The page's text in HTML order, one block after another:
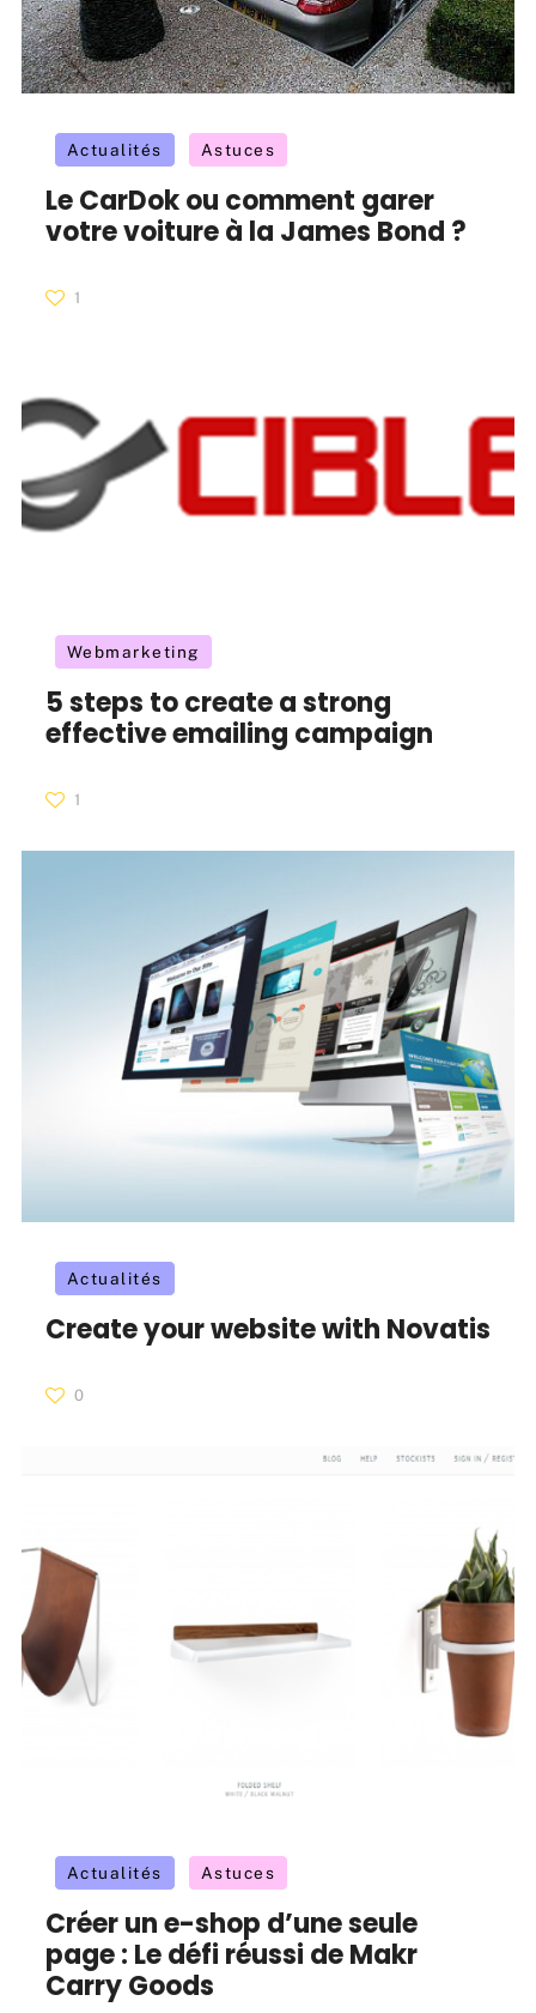
Actualités Astuces
Le CarDok ou comment garer
votre voiture à la James Bond ?
1
Webmarketing
5 steps to create a strong
effective emailing campaign
1
Actualités
Create your website with Novatis
0
Actualités Astuces
Créer un e-shop d’une seule
page : Le défi réussi de Makr
Carry Goods